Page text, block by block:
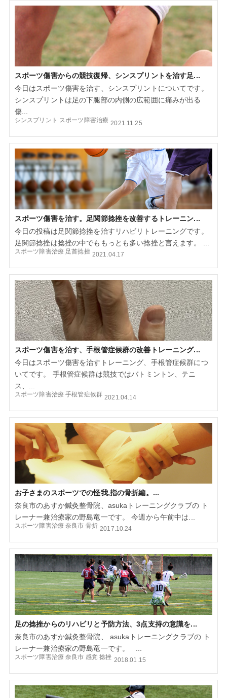
スポーツ傷害からの競技復帰、シンスプリントを治す足...
今日はスポーツ傷害を治す、シンスプリントについてです。
シンスプリントは足の下腿部の内側の広範囲に痛みが出る
傷...
シンスプリント スポーツ障害治療 2021.11.25
スポーツ傷害を治す。足関節捻挫を改善するトレーニン...
今日の投稿は足関節捻挫を治すリハビリトレーニングです。
足関節捻挫は捻挫の中でももっとも多い捻挫と言えます。 ...
スポーツ障害治療 足首捻挫 2021.04.17
スポーツ傷害を治す、手根管症候群の改善トレーニング...
今日はスポーツ傷害を治すトレーニング、手根管症候群につ
いてです。 手根管症候群は競技ではバトミントン、テニ
ス、...
スポーツ障害治療 手根管症候群 2021.04.14
お子さまのスポーツでの怪我,指の骨折編。...
奈良市のあすか鍼灸整骨院、asukaトレーニングクラブの ト
レーナー兼治療家の野島竜一です。 今週から午前中は...
スポーツ障害治療 奈良市 骨折 2017.10.24
足の捻挫からのリハビリと予防方法、3点支持の意識を...
奈良市のあすか鍼灸整骨院、 asukaトレーニングクラブの ト
レーナー兼治療家の野島竜一です。 ...
スポーツ障害治療 奈良市 感覚 捻挫 2018.01.15